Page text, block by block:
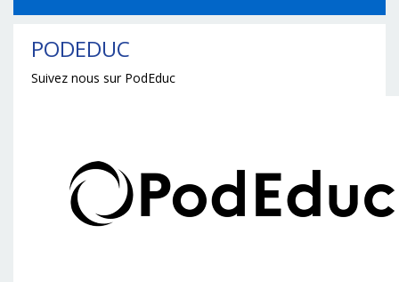
PODEDUC
Suivez nous sur PodEduc